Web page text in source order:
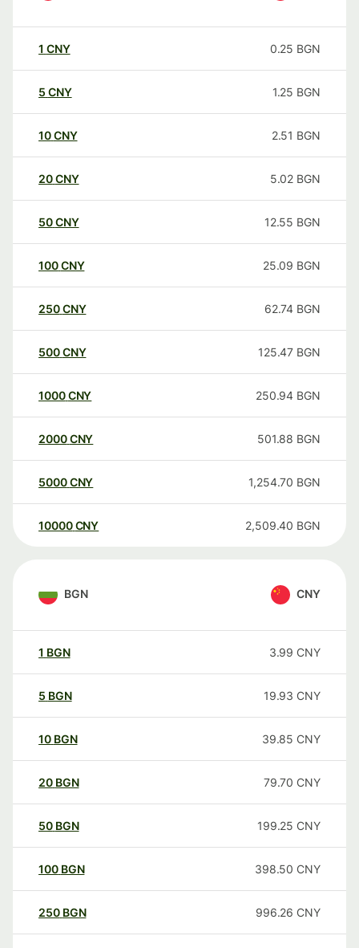
1 CNY 0.25 BGN
5 CNY 1.25 BGN
10CNY 2.51 BGN
20CNY 5.02 BGN
50CNY 12.55 BGN
100CNY 25.09 BGN
250CNY 62.74 BGN
500CNY 125.47 BGN
1000CNY 250.94 BGN
2000CNY 501.88 BGN
5000CNY 1,254.70 BGN
10000 CNY 2,509.40 BGN
BGN CNY
1 BGN 3.99 CNY
5 BGN 19.93 CNY
10 BGN 39.85 CNY
20 BGN 79.70 CNY
50 BGN 199.25 CNY
100 BGN 398.50 CNY
250 BGN 996.26 CNY